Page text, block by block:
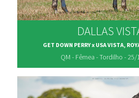
DALLAS
GET DOWN PERRY x USA VISTA,
QM - Fêmea - Tordilho -